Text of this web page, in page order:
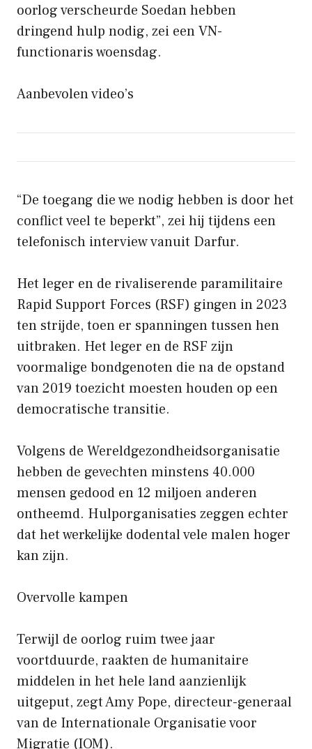
oorlog verscheurde Soedan hebben
dringend hulp nodig, zei een VN-
functionaris woensdag.
Aanbevolen video’s
“De toegang die we nodig hebben is door het
conflict veel te beperkt”, zei hij tijdens een
telefonisch interview vanuit Darfur.
Het leger en de rivaliserende paramilitaire
Rapid Support Forces (RSF) gingen in 2023
ten strijde, toen er spanningen tussen hen
uitbraken. Het leger en de RSF zijn
voormalige bondgenoten die na de opstand
van 2019 toezicht moesten houden op een
democratische transitie.
Volgens de Wereldgezondheidsorganisatie
hebben de gevechten minstens 40.000
mensen gedood en 12 miljoen anderen
ontheemd. Hulporganisaties zeggen echter
dat het werkelijke dodental vele malen hoger
kan zijn.
Overvolle kampen
Terwijl de oorlog ruim twee jaar
voortduurde, raakten de humanitaire
middelen in het hele land aanzienlijk
uitgeput, zegt Amy Pope, directeur-generaal
van de Internationale Organisatie voor
Migratie (IOM).